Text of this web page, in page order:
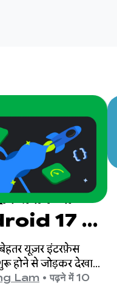
तरीके से
17 के
यूज़र इंटरफ़ेस
होने से जोड़कर देखा
है जिस पर ये मेट्रिक
Lam • पढ़ने में 10